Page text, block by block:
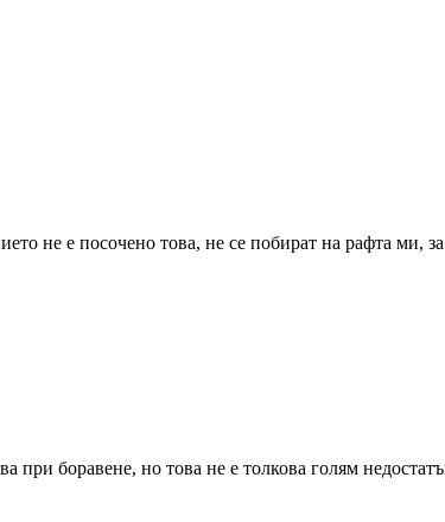
не е посочено това, не се побират на рафта ми,
при боравене, но това не е толкова голям